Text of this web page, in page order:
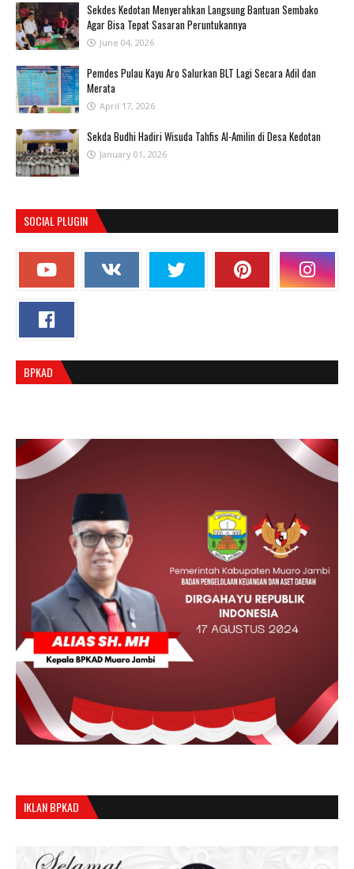
Sekdes Kedotan Menyerahkan Langsung Bantuan Sembako
Agar Bisa Tepat Sasaran Peruntukannya
June 04, 2026
Pemdes Pulau Kayu Aro Salurkan BLT Lagi Secara Adil dan
Merata
April 17, 2026
Sekda Budhi Hadiri Wisuda Tahfis Al-Amilin di Desa Kedotan
January 01, 2026
SOCIAL PLUGIN
BPKAD
IKLAN BPKAD